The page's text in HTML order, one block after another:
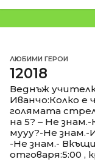
ЛЮБИМИ ГЕРОИ
12018
Веднъж
Иванчо:Колко е
голямата
на 5? – Не
мууу?-Не
-Не знам.-
отговаря:5:00 ,